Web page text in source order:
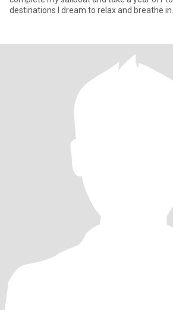
destinations I dream to relax and breathe